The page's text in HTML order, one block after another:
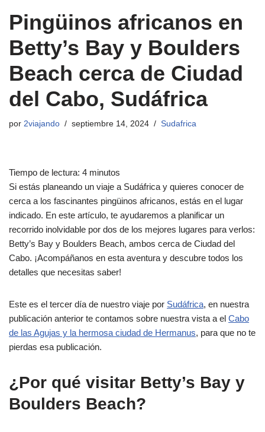
Pingüinos africanos en
Betty’s Bay y Boulders
Beach cerca de Ciudad
del Cabo, Sudáfrica
por 2viajando septiembre 14, 2024 Sudafrica
Tiempo de lectura: 4 minutos
Si estás planeando un viaje a Sudáfrica y quieres conocer de
cerca a los fascinantes pingüinos africanos, estás en el lugar
indicado. En este artículo, te ayudaremos a planificar un
recorrido inolvidable por dos de los mejores lugares para verlos:
Betty’s Bay y Boulders Beach, ambos cerca de Ciudad del
Cabo. ¡Acompáñanos en esta aventura y descubre todos los
detalles que necesitas saber!
Este es el tercer día de nuestro viaje por Sudáfrica, en nuestra
publicación anterior te contamos sobre nuestra vista a el Cabo
de las Agujas y la hermosa ciudad de Hermanus, para que no te
pierdas esa publicación.
¿Por qué visitar Betty’s Bay y
Boulders Beach?